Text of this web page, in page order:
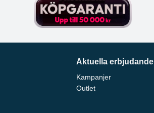
Aktuella erbjudande
Kampanjer
Outlet